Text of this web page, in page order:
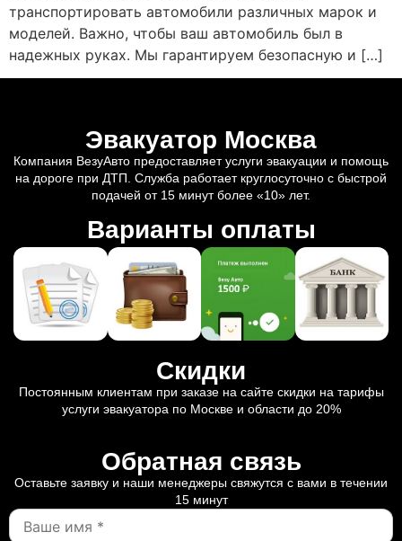
транспортировать автомобили различных марок и
моделей. Важно, чтобы ваш автомобиль был в
надежных руках. Мы гарантируем безопасную и […]
Эвакуатор Москва
Компания ВезуАвто предоставляет услуги эвакуации и помощь
на дороге при ДТП. Служба работает круглосуточно с быстрой
подачей от 15 минут более «10» лет.
Варианты оплаты
Скидки
Постоянным клиентам при заказе на сайте скидки на тарифы
услуги эвакуатора по Москве и области до 20%
Обратная связь
Оставьте заявку и наши менеджеры свяжутся с вами в течении
15 минут